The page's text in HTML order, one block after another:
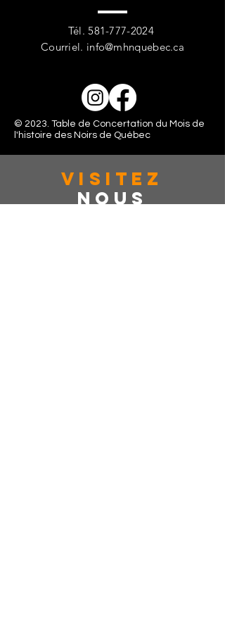
Tél.581-777-2024
Courriel. info@mhnquebec.ca
© 2023. Table de Concertation du Mois de
l'histoire des Noirs de Québec
VISITez
Nous